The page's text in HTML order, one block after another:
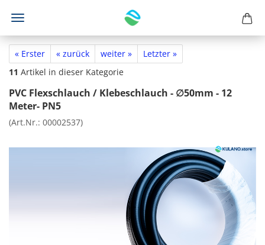
« Erster « zurück weiter »
Letzter »
11 Artikel in dieser Kategorie
PVC Flexschlauch / Klebeschlauch - ∅50mm - 12
Meter- PN5
(Art.Nr.: 00002537)